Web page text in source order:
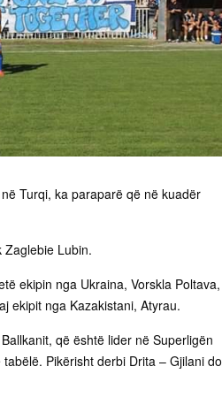
Turqi, ka paraparë që në kuadër
Zaglebie Lubin.
ekipin nga Ukraina, Vorskla Poltava,
ekipit nga Kazakistani, Atyrau.
që është lider në Superligën
Pikërisht derbi Drita – Gjilani do